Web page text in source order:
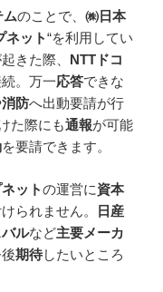
ムのことで、 ㈱日本
ネット“を利用してい
きた際、 NTTドコ
。万一応答できな
消防へ出動要請が行
た際にも通報が可能
を要請できます。
ットの運営に資本
られません。
日産
バルなど主要メーカ
期待したいところ